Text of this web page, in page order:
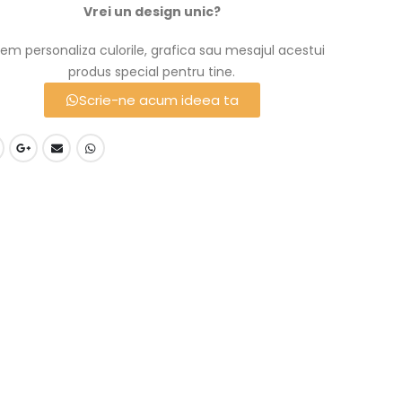
Vrei un design unic?
personaliza culorile, grafica sau mesajul acestui
produs special pentru tine.
Scrie-ne acum ideea ta